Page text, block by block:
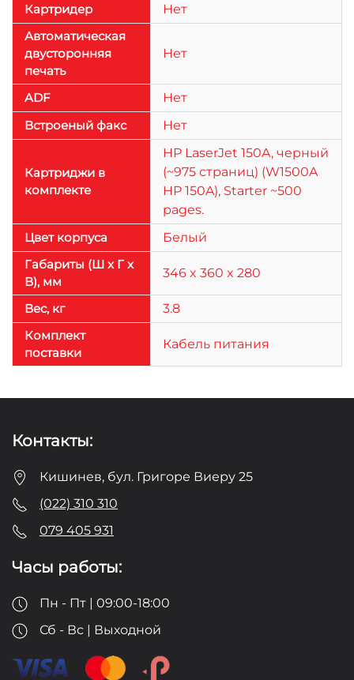
Картридер
Нет
Автоматическая
двусторонняя
печать
Нет
ADF
Нет
Встроеный факс
Нет
Картриджи в
комплекте
HP LaserJet 150A, черный
(~975 страниц) (W1500A
HP 150A), Starter ~500
pages.
Цвет корпуса
Белый
Габариты (Ш x Г x
В), мм
346 x 360 x 280
Веc, кг
3.8
Комплект
поставки
Кабель питания
Контакты:
Кишинев, бул. Григоре Виеру 25
(022) 310 310
079 405 931
Часы работы:
Пн - Пт | 09:00-18:00
Сб - Вс | Выходной